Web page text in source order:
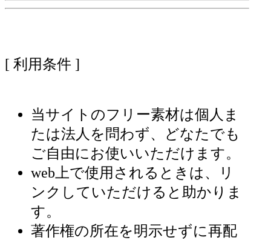
[ 利用条件 ]
当サイトのフリー素材は個人ま
たは法人を問わず、どなたでも
ご自由にお使いいただけます。
web上で使用されるときは、リ
ンクしていただけると助かりま
す。
著作権の所在を明示せずに再配